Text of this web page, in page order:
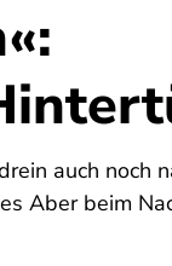
auch noch
Aber beim